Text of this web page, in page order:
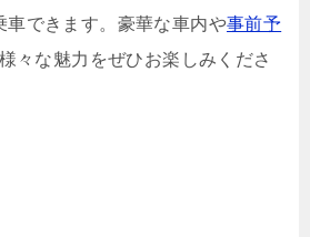
車できます。豪華な車内や事前予
々な魅力をぜひお楽しみくださ